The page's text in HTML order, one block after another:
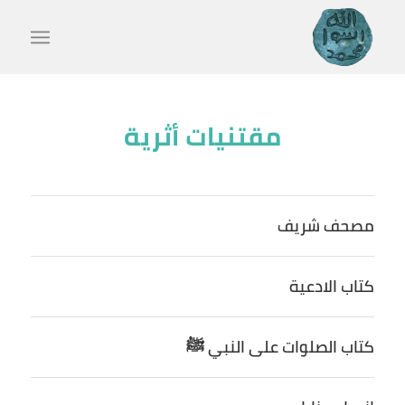
مقتنيات أثرية
مصحف شريف
كتاب الادعية
كتاب الصلوات على النبي ﷺ